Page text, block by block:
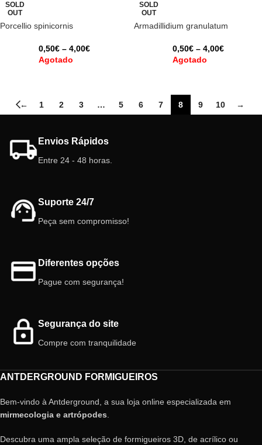
SOLD
OUT
Porcellio spinicornis
0,50€ – 4,00€
Agotado
SOLD
OUT
Armadillidium granulatum
0,50€ – 4,00€
Agotado
← 1 2 3 … 5 6 7 8 9 10 →
Envios Rápidos
Entre 24 - 48 horas.
Suporte 24/7
Peça sem compromisso!
Diferentes opções
Pague com segurança!
Segurança do site
Compre com tranquilidade
ANTDERGROUND FORMIGUEIROS
Bem-vindo à Antderground, a sua loja online especializada em
mirmecologia e artrópodes
Descubra uma ampla seleção de formigueiros 3D, de acrílico ou